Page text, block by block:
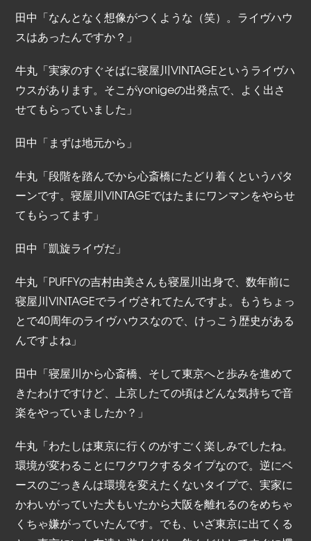
田中「なんとなく想像がつくような（笑）。ライヴハウ
スはあったんですか？」
牛丸「実家のすぐそばに寝屋川VINTAGEというライヴハ
ウスがあります。そこがyonigeの出発点で、よく出さ
せてもらっていました」
田中「まずは地元から」
牛丸「段階を踏んでから心斎橋にたどり着くというパタ
ーンです。寝屋川VINTAGEではたまにワンマンをやらせ
てもらってます」
田中「凱旋ライヴだ」
牛丸「PUFFYの吉村由美さんも寝屋川出身で、数年前に
寝屋川VINTAGEでライヴされてたんですよ。もうちょっ
とで40周年のライヴハウスなので、けっこう歴史がある
んですよね」
田中「寝屋川から心斎橋、そして東京へと歩みを進めて
きたわけですけど、上京したての頃はどんな気持ちで音
楽をやっていましたか？」
牛丸「わたしは東京に行くのがすごく楽しみでしたね。
環境が変わることにワクワクするタイプなので。逆にベ
ースのごっきんは環境を変えたくないタイプで、実家に
かわいがっていた犬もいたから大阪を離れるのをめちゃ
くちゃ嫌がっていたんです。でも、いざ東京に出てくる